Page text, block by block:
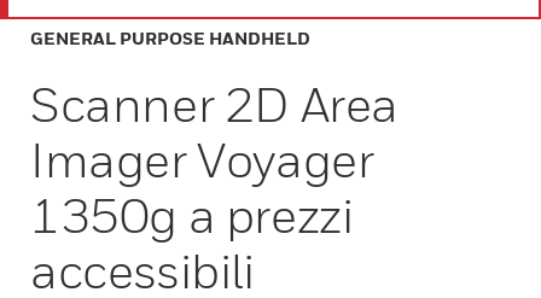
GENERAL PURPOSE HANDHELD
Scanner 2D Area
Imager Voyager
1350g a prezzi
accessibili